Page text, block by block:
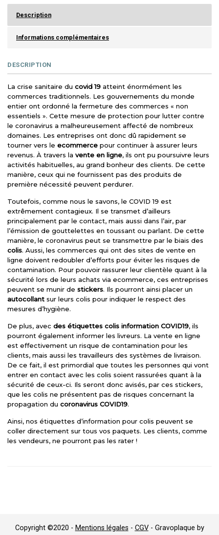
Description
Informations complémentaires
DESCRIPTION
La crise sanitaire du covid 19 atteint énormément les
commerces traditionnels. Les gouvernements du monde
entier ont ordonné la fermeture des commerces « non
essentiels ». Cette mesure de protection pour lutter contre
le coronavirus a malheureusement affecté de nombreux
domaines. Les entreprises ont donc dû rapidement se
tourner vers le ecommerce pour continuer à assurer leurs
revenus. À travers la vente en ligne, ils ont pu poursuivre leurs
activités habituelles, au grand bonheur des clients. De cette
manière, ceux qui ne fournissent pas des produits de
première nécessité peuvent perdurer.
Toutefois, comme nous le savons, le COVID 19 est
extrêmement contagieux. Il se transmet d’ailleurs
principalement par le contact, mais aussi dans l’air, par
l’émission de gouttelettes en toussant ou parlant. De cette
manière, le coronavirus peut se transmettre par le biais des
colis. Aussi, les commerces qui ont des sites de vente en
ligne doivent redoubler d’efforts pour éviter les risques de
contamination. Pour pouvoir rassurer leur clientèle quant à la
sécurité lors de leurs achats via ecommerce, ces entreprises
peuvent se munir de stickers. Ils pourront ainsi placer un
autocollant sur leurs colis pour indiquer le respect des
mesures d’hygiène.
De plus, avec des étiquettes colis information COVID19, ils
pourront également informer les livreurs. La vente en ligne
est effectivement un risque de contamination pour les
clients, mais aussi les travailleurs des systèmes de livraison.
De ce fait, il est primordial que toutes les personnes qui vont
entrer en contact avec les colis soient rassurées quant à la
sécurité de ceux-ci. Ils seront donc avisés, par ces stickers,
que les colis ne présentent pas de risques concernant la
propagation du coronavirus COVID19.
Ainsi, nos étiquettes d’information pour colis peuvent se
coller directement sur tous vos paquets. Les clients, comme
les vendeurs, ne pourront pas les rater !
Copyright ©2020 - Mentions légales - CGV- Gravoplaque by